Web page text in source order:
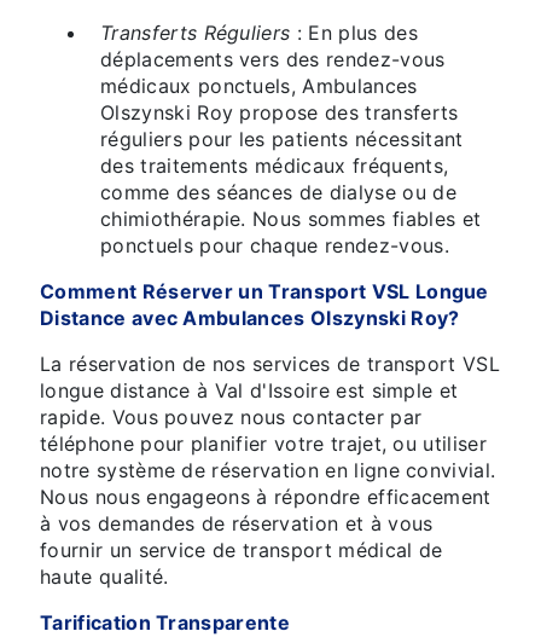
Transferts Réguliers : En plus des
déplacements vers des rendez-vous
médicaux ponctuels, Ambulances
Olszynski Roy propose des transferts
réguliers pour les patients nécessitant
des traitements médicaux fréquents,
comme des séances de dialyse ou de
chimiothérapie. Nous sommes fiables et
ponctuels pour chaque rendez-vous.
Comment Réserver un Transport VSL Longue
Distance avec Ambulances Olszynski Roy?
La réservation de nos services de transport VSL
longue distance à Val d'Issoire est simple et
rapide. Vous pouvez nous contacter par
téléphone pour planifier votre trajet, ou utiliser
notre système de réservation en ligne convivial.
Nous nous engageons à répondre efficacement
à vos demandes de réservation et à vous
fournir un service de transport médical de
haute qualité.
Tarification Transparente